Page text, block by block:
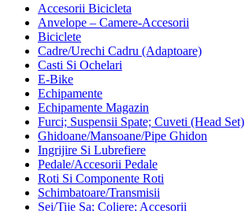
Accesorii Bicicleta
Anvelope – Camere-Accesorii
Biciclete
Cadre/Urechi Cadru (Adaptoare)
Casti Si Ochelari
E-Bike
Echipamente
Echipamente Magazin
Furci; Suspensii Spate; Cuveti (Head Set)
Ghidoane/Mansoane/Pipe Ghidon
Ingrijire Si Lubrefiere
Pedale/Accesorii Pedale
Roti Si Componente Roti
Schimbatoare/Transmisii
Sei/Tije Sa; Coliere; Accesorii